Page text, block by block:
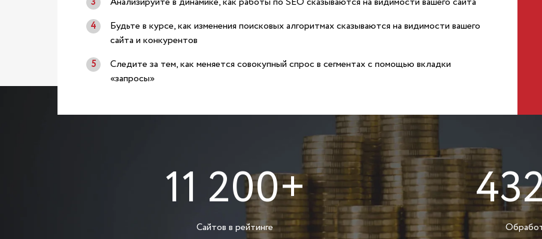
Будьте в курсе, как изменения поисковых алгоритмах сказываются на видимости вашего
сайта и конкурентов
Следите за тем, как меняется совокупный спрос в сегментах с помощью вкладки
«запросы»
11 200+
Сайтов в рейтинге